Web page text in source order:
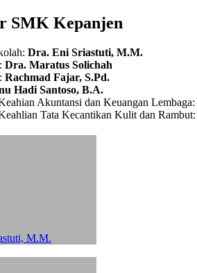
SMK Kepanjen
Dra. Eni Sriastuti, M.M.
Dra. Maratus Solichah
Rachmad Fajar, S.Pd.
Hadi Santoso, B.A.
Akuntansi dan Keuangan Lembaga:
Tata Kecantikan Kulit dan Rambut: